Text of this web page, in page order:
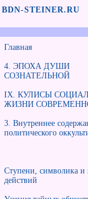
BDN-STEINER.RU
Главная
4. ЭПОХА ДУШИ
СОЗНАТЕЛЬНОЙ
IX. КУЛИСЫ
ЖИЗНИ
3. Внутреннее
политического
Ступени, символика и
действий